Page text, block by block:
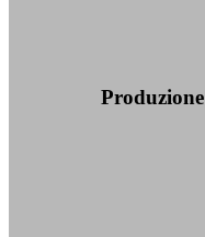
Produzione